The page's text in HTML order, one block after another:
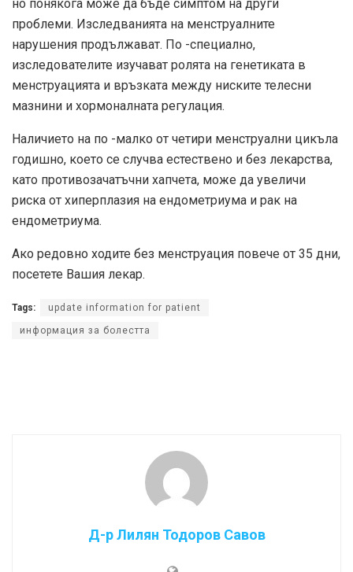
но понякога може да бъде симптом на други
проблеми. Изследванията на менструалните
нарушения продължават. По -специално,
изследователите изучават ролята на генетиката в
менструацията и връзката между ниските телесни
мазнини и хормоналната регулация.
Наличието на по -малко от четири менструални цикъла
годишно, което се случва естествено и без лекарства,
като противозачатъчни хапчета, може да увеличи
риска от хиперплазия на ендометриума и рак на
ендометриума.
Ако редовно ходите без менструация повече от 35 дни,
посетете Вашия лекар.
Tags: update information for patient
информация за болестта
Д-р Лилян Тодоров Савов